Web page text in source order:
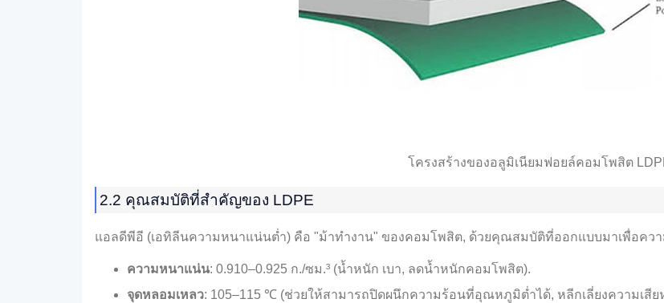
โครงสร้างของอลูมิเนียมฟอยล์คอมโพสิต
2.2 คุณสมบัติที่สำคัญของ LDPE
แอลดีพีอี (เอทิลีนความหนาแน่นต่ำ) คือ "ม้าทำงาน" ของคอมโพสิต, ด้วยคุณสมบัติที่ออกแบบมาเพื่อควา
ความหนาแน่น: 0.910–0.925 ก./ซม.³ (น้ำหนัก เบา, ลดน้ำหนักคอมโพสิต).
จุดหลอมเหลว: 105–115 ℃ (ช่วยให้สามารถปิดผนึกความร้อนที่อุณหภูมิต่ำได้, หลีกเลี่ยงความเสีย